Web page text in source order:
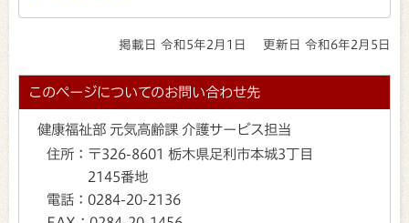
掲載日 令和5年2月1日 更新日 令和6年2月5日
このページについてのお問い合わせ先
健康福祉部 元気高齢課 介護サービス担当
住所： 〒326-8601 栃木県足利市本城3丁目
2145番地
電話： 0284-20-2136